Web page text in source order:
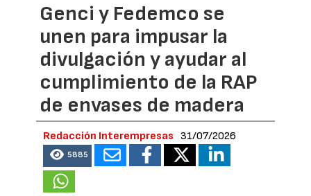
Genci y Fedemco se
unen para impusar la
divulgación y ayudar al
cumplimiento de la RAP
de envases de madera
Redacción Interempresas 31/07/2026
5885